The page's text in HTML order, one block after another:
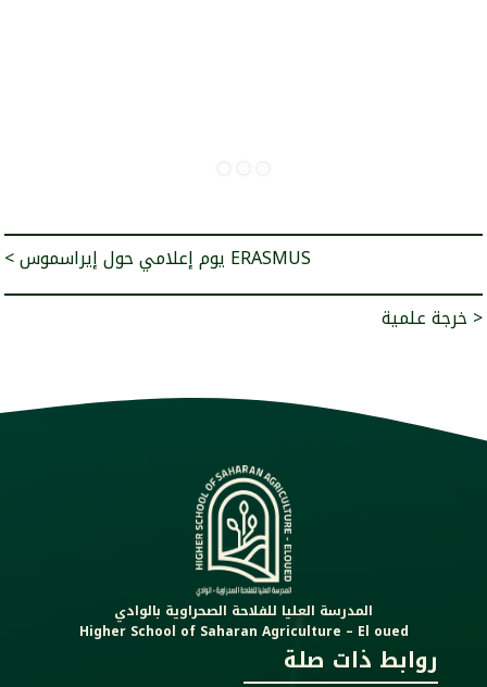
< يوم إعلامي حول إيراسموس ERASMUS
خرجة علمية >
المدرسة العليا للفلاحة الصحراوية بالوادي
Higher School of Saharan Agriculture – El oued
روابط ذات صلة